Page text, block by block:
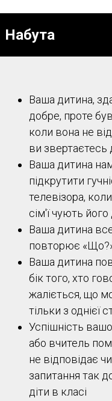
Набута
Ваша дитина,
добре, проте
коли вона не
ви звертаєтесь
Ваша дитина
підкрутити
телевізора,
сім'ї чують його
Ваша дитина
повторює
Ваша дитина
бік того, хто
жаліється, що
тільки з однієї
Успішність
або вчитель
не відповідає
запитання так
діти в класі